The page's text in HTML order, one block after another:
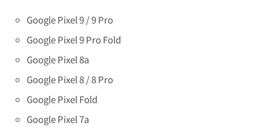
Google Pixel 9 / 9 Pro
Google Pixel 9 Pro Fold
Google Pixel 8a
Google Pixel 8 / 8 Pro
Google Pixel Fold
Google Pixel 7a